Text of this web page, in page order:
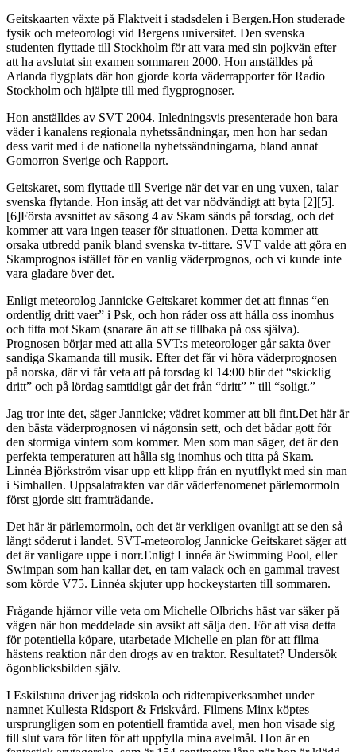
Geitskaarten växte på Flaktveit i stadsdelen i Bergen.Hon studerade
fysik och meteorologi vid Bergens universitet. Den svenska
studenten flyttade till Stockholm för att vara med sin pojkvän efter
att ha avslutat sin examen sommaren 2000. Hon anställdes på
Arlanda flygplats där hon gjorde korta väderrapporter för Radio
Stockholm och hjälpte till med flygprognoser.
Hon anställdes av SVT 2004. Inledningsvis presenterade hon bara
väder i kanalens regionala nyhetssändningar, men hon har sedan
dess varit med i de nationella nyhetssändningarna, bland annat
Gomorron Sverige och Rapport.
Geitskaret, som flyttade till Sverige när det var en ung vuxen, talar
svenska flytande. Hon insåg att det var nödvändigt att byta [2][5].
[6]Första avsnittet av säsong 4 av Skam sänds på torsdag, och det
kommer att vara ingen teaser för situationen. Detta kommer att
orsaka utbredd panik bland svenska tv-tittare. SVT valde att göra en
Skamprognos istället för en vanlig väderprognos, och vi kunde inte
vara gladare över det.
Enligt meteorolog Jannicke Geitskaret kommer det att finnas “en
ordentlig dritt vaer” i Psk, och hon råder oss att hålla oss inomhus
och titta mot Skam (snarare än att se tillbaka på oss själva).
Prognosen börjar med att alla SVT:s meteorologer går sakta över
sandiga Skamanda till musik. Efter det får vi höra väderprognosen
på norska, där vi får veta att på torsdag kl 14:00 blir det “skicklig
dritt” och på lördag samtidigt går det från “dritt” ” till “soligt.”
Jag tror inte det, säger Jannicke; vädret kommer att bli fint.Det här är
den bästa väderprognosen vi någonsin sett, och det bådar gott för
den stormiga vintern som kommer. Men som man säger, det är den
perfekta temperaturen att hålla sig inomhus och titta på Skam.
Linnéa Björkström visar upp ett klipp från en nyutflykt med sin man
i Simhallen. Uppsalatrakten var där väderfenomenet pärlemormoln
först gjorde sitt framträdande.
Det här är pärlemormoln, och det är verkligen ovanligt att se den så
långt söderut i landet. SVT-meteorolog Jannicke Geitskaret säger att
det är vanligare uppe i norr.Enligt Linnéa är Swimming Pool, eller
Swimpan som han kallar det, en tam valack och en gammal travest
som körde V75. Linnéa skjuter upp hockeystarten till sommaren.
Frågande hjärnor ville veta om Michelle Olbrichs häst var säker på
vägen när hon meddelade sin avsikt att sälja den. För att visa detta
för potentiella köpare, utarbetade Michelle en plan för att filma
hästens reaktion när den drogs av en traktor. Resultatet? Undersök
ögonblicksbilden själv.
I Eskilstuna driver jag ridskola och ridterapiverksamhet under
namnet Kullesta Ridsport & Friskvård. Filmens Minx köptes
ursprungligen som en potentiell framtida avel, men hon visade sig
till slut vara för liten för att uppfylla mina avelmål. Hon är en